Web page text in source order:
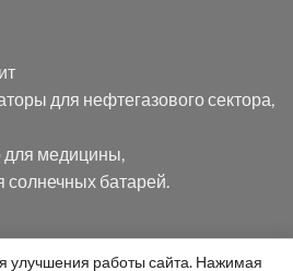
для нефтегазового сектора,
для медицины,
солнечных батарей.
! Все указанные сведения
улучшения работы сайта. Нажимая